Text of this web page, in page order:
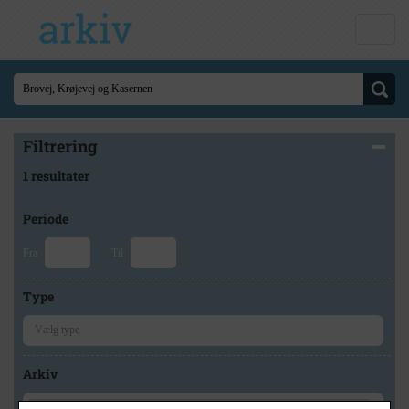
Filtrering
1 resultater
Periode
Fra Til
Type
Arkiv